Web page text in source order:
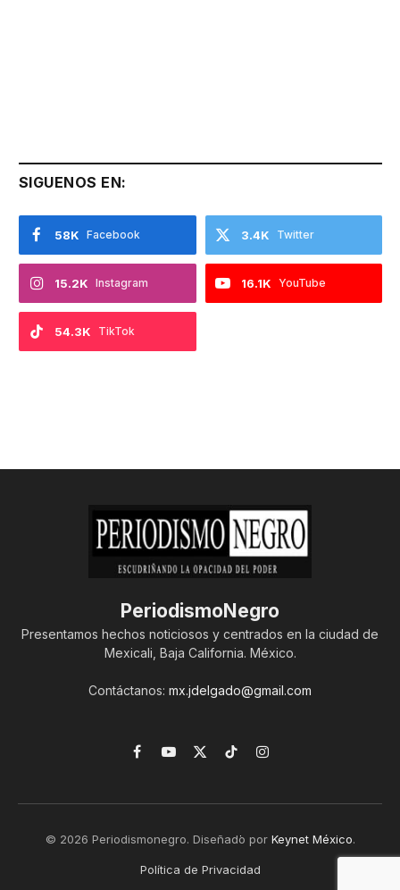
SIGUENOS EN:
Facebook
58K Twitter
3.4K
Instagram
15.2K YouTube
16.1K
TikTok
54.3K
PeriodismoNegro
Presentamos hechos noticiosos y centrados en la ciudad de
Mexicali, Baja California. México.
Contáctanos: mx.jdelgado@gmail.com
Facebook
YouTube
X
TikTokInstagram
© 2026 Periodismonegro. Diseñado por Keynet México.
Política de Privacidad